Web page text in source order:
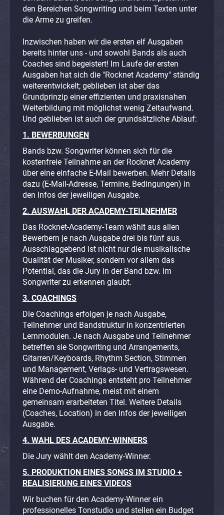
den Bereichen Songwriting und beim Texten unter
die Arme zu greifen.
Inzwischen haben wir die ersten elf Ausgaben
bereits hinter uns - und sowohl Bands als auch
Coaches sind begeistert! Im Laufe der ersten
Ausgaben hat sich die "Rocknet Academy" ständig
weiterentwickelt; geblieben ist aber das
Grundprinzip einer effizienten und praxisnahen
Weiterbildung mit möglichst wenig Zeitaufwand.
Und geblieben ist auch der grundsätzliche Ablauf:
1. BEWERBUNGEN
Bands bzw. Songwriter können sich für die
kostenfreie Teilnahme an der Rocknet Academy
über eine einfache E-Mail bewerben. Mehr Details
dazu (E-Mail-Adresse, Termine, Bedingungen) in
den Infos der jeweiligen Ausgabe.
2. AUSWAHL DER ACADEMY-TEILNEHMER
Das Rocknet-Academy-Team wählt aus allen
Bewerbern je nach Ausgabe drei bis fünf aus.
Ausschlaggebend ist nicht nur die musikalische
Qualität der Musiker, sondern vor allem das
Potential, das die Jury in der Band bzw. im
Songwriter zu erkennen glaubt.
3. COACHINGS
Die Coachings erfolgen je nach Ausgabe,
Teilnehmer und Bandstruktur in konzentrierten
Lernmodulen. Je nach Ausgabe und Teilnehmer
betreffen sie Songwriting und Arrangements,
Gitarren/Keyboards, Rhythm Section, Stimmen
und Management, Verlags- und Vertragswesen.
Während der Coachings entsteht pro Teilnehmer
eine Demo-Aufnahme, meist mit einem
gemeinsam erarbeiteten Titel. Weitere Details
(Coaches, Location) in den Infos der jeweiligen
Ausgabe.
4. WAHL DES ACADEMY-WINNERS
Die Jury wählt den Academy-Winner.
5. PRODUKTION EINES SONGS IM STUDIO +
REALISIERUNG EINES VIDEOS
Wir buchen für den Academy-Winner ein
professionelles Tonstudio und stellen ein Budget